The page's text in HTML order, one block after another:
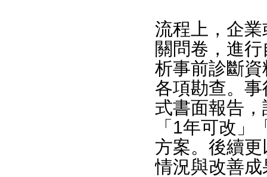
流程上，企
關問卷，進
析事前診斷
各項勘查。
式書面報告
「1年可改
方案。後續
情況與改善成